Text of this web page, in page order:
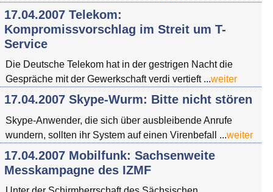
17.04.2007 Telekom:
Kompromissvorschlag im Streit um T-
Service
Die Deutsche Telekom hat in der gestrigen Nacht die
Gespräche mit der Gewerkschaft verdi vertieft ...weiter
17.04.2007 Skype-Wurm: Bitte nicht stören
Skype-Anwender, die sich über ausbleibende Anrufe
wundern, sollten ihr System auf einen Virenbefall ...weiter
17.04.2007 Mobilfunk: Sachsenweite
Messkampagne des IZMF